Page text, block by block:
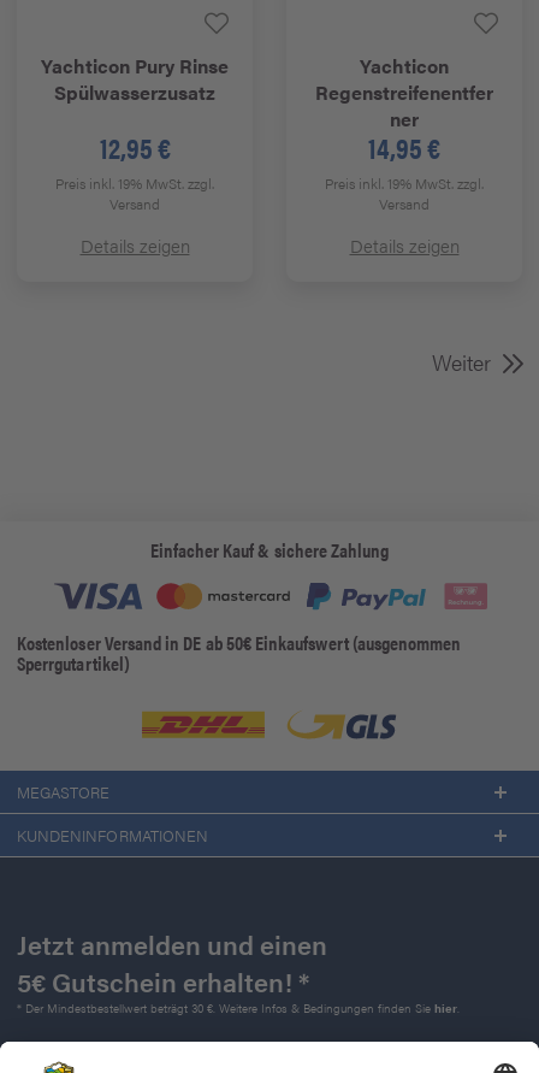
Yachticon Pury Rinse
Spülwasserzusatz
12,95 €
Preis inkl. 19% MwSt.zzgl.
Versand
Details zeigen
Yachticon
Regenstreifenentfer
ner
14,95 €
Preis inkl. 19% MwSt.zzgl.
Versand
Details zeigen
Weiter
Einfacher Kauf & sichere Zahlung
Kostenloser Versand in DE ab 50€ Einkaufswert (ausgenommen
Sperrgutartikel)
MEGASTORE
KUNDENINFORMATIONEN
Jetzt anmelden und einen
5€ Gutschein erhalten! *
* Der Mindestbestellwert beträgt 30 €. Weitere Infos & Bedingungen finden Sie hier.